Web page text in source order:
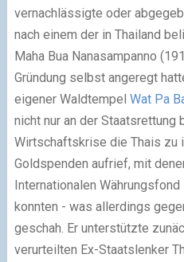
vernachlässigte oder
nach einem der in Thailand
Maha Bua Nanasampanno
Gründung selbst angeregt
eigener Waldtempel Wat Pa
nicht nur an der Staatsrettung
Wirtschaftskrise die Thais zu
Goldspenden aufrief, mit
Internationalen
konnten - was allerdings
geschah. Er unterstützte
verurteilten Ex-Staatslenker